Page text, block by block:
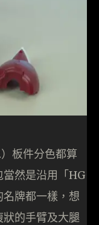
板件分色都算
然是沿用「HG
牌都一樣，想
的手臂及大腿